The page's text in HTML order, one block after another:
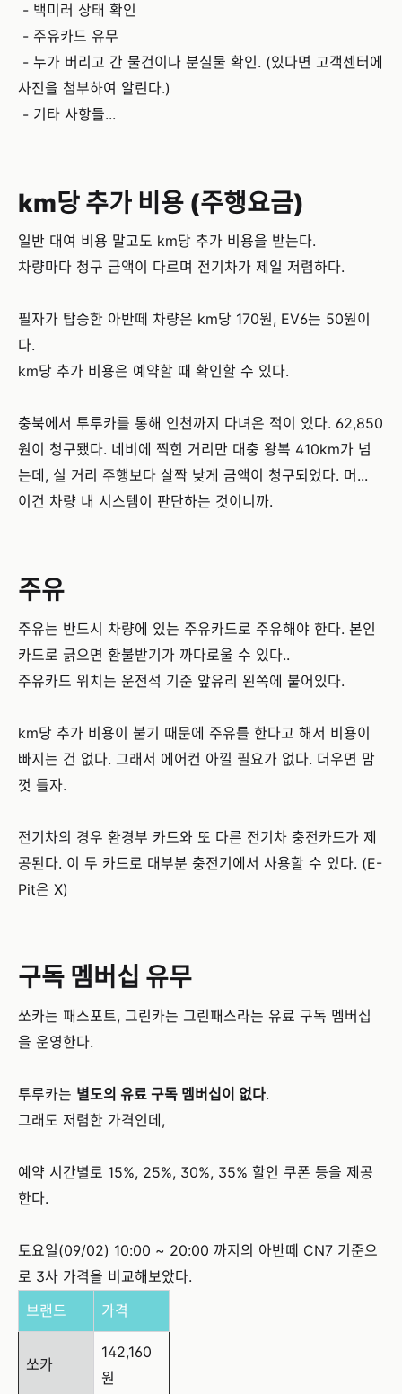
- 백미러 상태 확인
- 주유카드 유무
- 누가 버리고 간 물건이나 분실물 확인. (있다면 고객센터에
사진을 첨부하여 알린다.)
- 기타 사항들...
km당 추가 비용 (주행요금)
일반 대여 비용 말고도 km당 추가 비용을 받는다.
차량마다 청구 금액이 다르며 전기차가 제일 저렴하다.
필자가 탑승한 아반떼 차량은 km당 170원, EV6는 50원이
다.
km당 추가 비용은 예약할 때 확인할 수 있다.
충북에서 투루카를 통해 인천까지 다녀온 적이 있다. 62,850
원이 청구됐다. 네비에 찍힌 거리만 대충 왕복 410km가 넘
는데, 실 거리 주행보다 살짝 낮게 금액이 청구되었다. 머...
이건 차량 내 시스템이 판단하는 것이니까.
주유
주유는 반드시 차량에 있는 주유카드로 주유해야 한다. 본인
카드로 긁으면 환불받기가 까다로울 수 있다..
주유카드 위치는 운전석 기준 앞유리 왼쪽에 붙어있다.
km당 추가 비용이 붙기 때문에 주유를 한다고 해서 비용이
빠지는 건 없다. 그래서 에어컨 아낄 필요가 없다. 더우면 맘
껏 틀자.
전기차의 경우 환경부 카드와 또 다른 전기차 충전카드가 제
공된다. 이 두 카드로 대부분 충전기에서 사용할 수 있다. (E-
Pit은 X)
구독 멤버십 유무
쏘카는 패스포트, 그린카는 그린패스라는 유료 구독 멤버십
을 운영한다.
투루카는 별도의 유료 구독 멤버십이 없다.
그래도 저렴한 가격인데,
예약 시간별로 15%, 25%, 30%, 35% 할인 쿠폰 등을 제공
한다.
토요일(09/02) 10:00 ~ 20:00 까지의 아반떼 CN7 기준으
로 3사 가격을 비교해보았다.
브랜드
가격
쏘카
142,160
원